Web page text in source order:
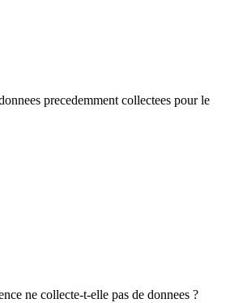
precedemment collectees pour le
ne collecte-t-elle pas de donnees ?